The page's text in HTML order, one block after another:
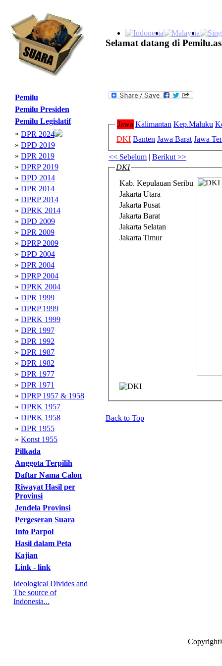
Selamat datang di
Pemilu
Pemilu Presiden
Pemilu Legislatif
» DPR 2024
» DPD 2019
» DPR 2019
» DPRP 2019
» DPD 2014
» DPR 2014
» DPRP 2014
» DPRK 2014
» DPD 2009
» DPR 2009
» DPRP 2009
» DPD 2004
» DPR 2004
» DPRP 2004
» DPRK 2004
» DPR 1999
» DPRP 1999
» DPRK 1999
» DPR 1997
» DPR 1992
» DPR 1987
» DPR 1982
» DPR 1977
» DPR 1971
» DPRP 1957 & 1958
» DPRK 1957
» DPRK 1958
» DPR 1955
» Konst 1955
Pilkada
Anggota Terpilih
Daftar Nama Calon
Riwayat Hasil per
Provinsi
Jendela Provinsi
Pergeseran Suara
Info Parpol
Hasil dalam Peta
Kajian
Link - link
Ideological Divides and
The source of
Indonesia...
Jawa Kalimantan Kep.Maluku
DKI Banten Jawa Barat Jawa
<< Sebelum | Berikut >>
DKI
Kab. Kepulauan Seribu
Jakarta Utara
Jakarta Pusat
Jakarta Barat
Jakarta Selatan
Jakarta Timur
Back to Top